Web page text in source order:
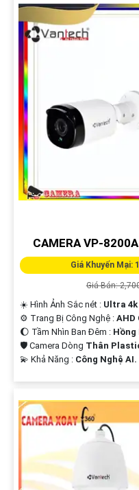
CAMERA VP-
Giá Khuyến Mại:
Giá Bán:
☀️ Hình Ảnh Sắc nét : Ultra 4k
⚙ Trang Bị Công Nghệ : AHD
🌔 Tầm Nhìn Ban Đêm : Hồng
🛡 Camera Dòng Thân
️💫 Khả Năng : Công Nghệ AI.